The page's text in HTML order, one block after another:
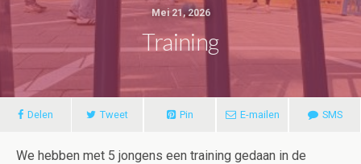
Mei 21, 2026
Training
Delen Tweet Pin E-mailen SMS
We hebben met 5 jongens een training gedaan in de